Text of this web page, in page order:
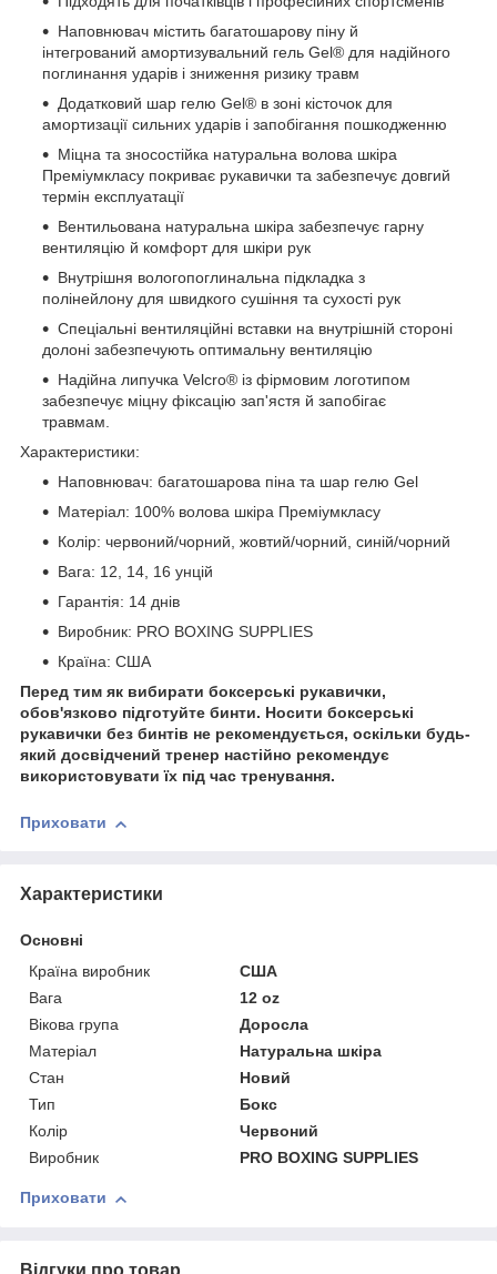
Наповнювач містить багатошарову піну й
інтегрований амортизувальний гель Gel® для надійного
поглинання ударів і зниження ризику травм
Додатковий шар гелю Gel® в зоні кісточок для
амортизації сильних ударів і запобігання пошкодженню
Міцна та зносостійка натуральна волова шкіра
Преміумкласу покриває рукавички та забезпечує довгий
термін експлуатації
Вентильована натуральна шкіра забезпечує гарну
вентиляцію й комфорт для шкіри рук
Внутрішня вологопоглинальна підкладка з
полінейлону для швидкого сушіння та сухості рук
Спеціальні вентиляційні вставки на внутрішній стороні
долоні забезпечують оптимальну вентиляцію
Надійна липучка Velcro® із фірмовим логотипом
забезпечує міцну фіксацію зап'ястя й запобігає
травмам.
Характеристики:
Наповнювач: багатошарова піна та шар гелю Gel
Матеріал: 100% волова шкіра Преміумкласу
Колір: червоний/чорний, жовтий/чорний, синій/чорний
Вага: 12, 14, 16 унцій
Гарантія: 14 днів
Виробник: PRO BOXING SUPPLIES
Країна: США
Перед тим як вибирати боксерські рукавички,
обов'язково підготуйте бинти. Носити боксерські
рукавички без бинтів не рекомендується, оскільки будь-
який досвідчений тренер настійно рекомендує
використовувати їх під час тренування.
Приховати
Характеристики
Основні
Країна виробник
США
Вага
12 oz
Вікова група
Доросла
Матеріал
Натуральна шкіра
Стан
Новий
Тип
Бокс
Колір
Червоний
Виробник
PRO BOXING SUPPLIES
Приховати